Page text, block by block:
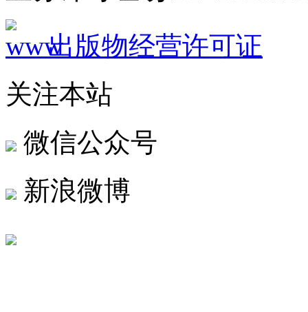
出版物经营许可证
关注本站
微信公众号
新浪微博